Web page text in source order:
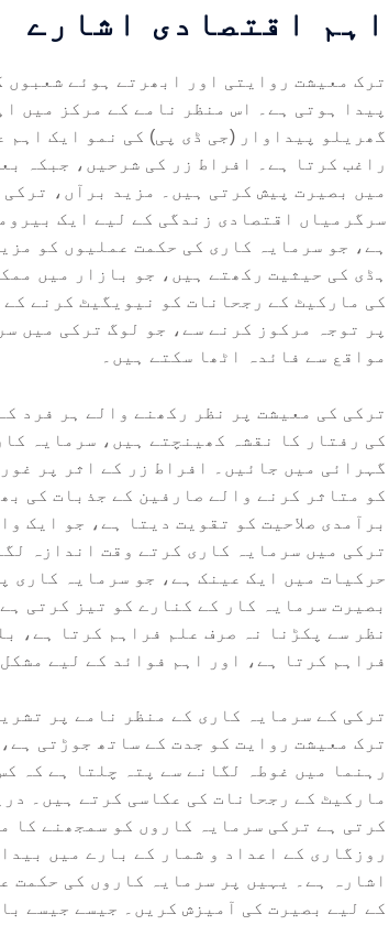
اہم اقتصادی اشارے
ترک معیشت روایتی اور ابھرتے ہوئے
پیدا ہوتی ہے۔ اس منظر نامے کے مرکز میں
گھریلو پیداوار (جی ڈی پی) کی نمو ایک
راغب کرتا ہے۔ افراط زر کی شرحیں، جبکہ
میں بصیرت پیش کرتی ہیں۔ مزید برآں،
سرگرمیاں اقتصادی زندگی کے لیے ایک
ہے، جو سرمایہ کاری کی حکمت عملیوں کو
ہڈی کی حیثیت رکھتے ہیں، جو بازار میں
کی مارکیٹ کے رجحانات کو نیویگیٹ کرنے
پر توجہ مرکوز کرنے سے، جو لوگ ترکی میں
مواقع سے فائدہ اٹھا سکتے ہیں۔
ترکی کی معیشت پر نظر رکھنے والے ہر فرد
کی رفتار کا نقشہ کھینچتے ہیں، سرمایہ
گہرائی میں جائیں۔ افراط زر کے اثر پر
کو متاثر کرنے والے صارفین کے جذبات کی
برآمدی صلاحیت کو تقویت دیتا ہے، جو ایک
ترکی میں سرمایہ کاری کرتے وقت اندازہ
حرکیات میں ایک عینک ہے، جو سرمایہ کاری
بصیرت سرمایہ کار کے کنارے کو تیز کرتی
نظر سے پکڑنا نہ صرف علم فراہم کرتا ہے،
فراہم کرتا ہے، اور اہم فوائد کے لیے
ترکی کے سرمایہ کاری کے منظر نامے پر
ترک معیشت روایت کو جدت کے ساتھ جوڑتی
رہنما میں غوطہ لگانے سے پتہ چلتا ہے کہ
مارکیٹ کے رجحانات کی عکاسی کرتے ہیں۔
کرتی ہے ترکی سرمایہ کاروں کو سمجھنے کا
روزگاری کے اعداد و شمار کے بارے میں
اشارہ ہے۔ یہیں پر سرمایہ کاروں کی حکمت
کے لیے بصیرت کی آمیزش کریں۔ جیسے جیسے